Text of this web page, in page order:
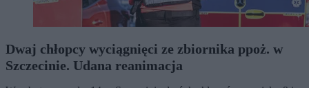
Dwaj chłopcy wyciągnięci ze zbiornika ppoż. w
Szczecinie. Udana reanimacja